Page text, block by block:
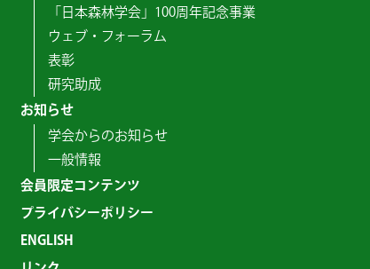
「日本森林学会」100周年記念事業
ウェブ・フォーラム
表彰
研究助成
お知らせ
学会からのお知らせ
一般情報
会員限定コンテンツ
プライバシーポリシー
ENGLISH